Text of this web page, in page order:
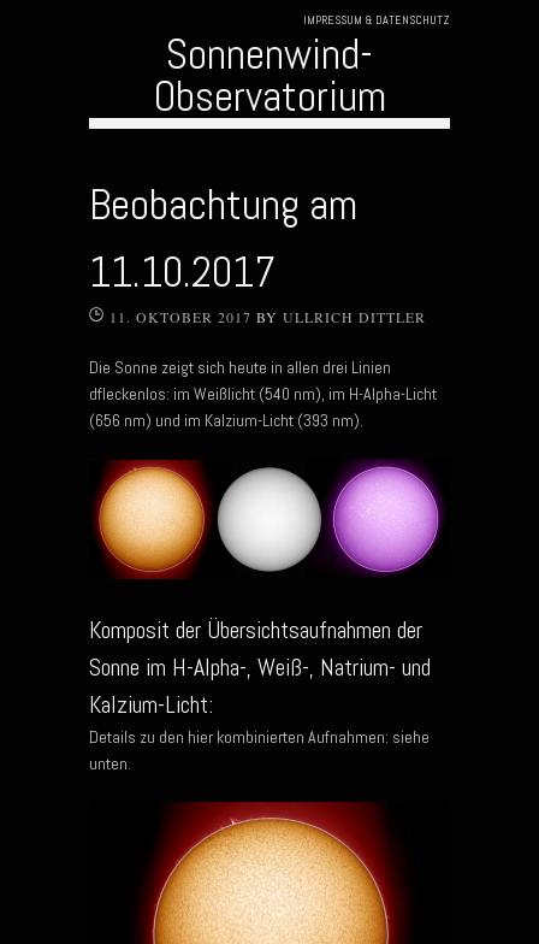
IMPRESSUM & DATENSCHUTZ
Sonnenwind-
Observatorium
Beobachtung am
11.10.2017
11. OKTOBER 2017 BY ULLRICH DITTLER
Die Sonne zeigt sich heute in allen drei Linien
dfleckenlos: im Weißlicht (540 nm), im H-Alpha-Licht
(656 nm) und im Kalzium-Licht (393 nm).
Komposit der Übersichtsaufnahmen der
Sonne im H-Alpha-, Weiß-, Natrium- und
Kalzium-Licht:
Details zu den hier kombinierten Aufnahmen: siehe
unten.